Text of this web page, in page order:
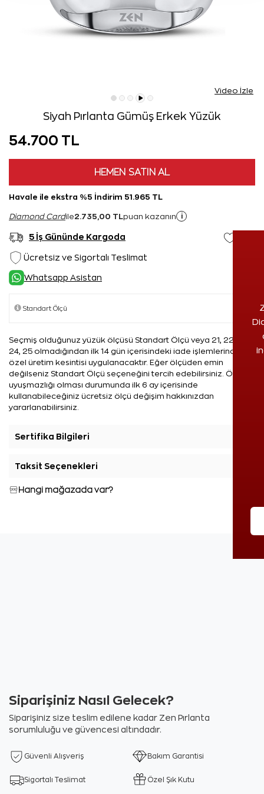
Video İzle
Siyah Pırlanta Gümüş Erkek Yüzük
54.700 TL
HEMEN SATIN AL
Havale ile ekstra %5 İndirim 51.965 TL
Diamond Cardile2.735,00 TL puan kazanın i
5 İş Gününde Kargoda
Ücretsiz ve Sigortalı Teslimat
Whatsapp Asistan
Seçmiş olduğunuz yüzük ölçüsü Standart Ölçü veya 21, 22, 23,
24, 25 olmadığından ilk 14 gün içerisindeki iade işlemlerinde %5
özel üretim kesintisi uygulanacaktır. Eğer ölçüden emin
değilseniz Standart Ölçü seçeneğini tercih edebilirsiniz. Ölçü
uyuşmazlığı olması durumunda ilk 6 ay içerisinde
kullanabileceğiniz ücretsiz ölçü değişim hakkınızdan
yararlanabilirsiniz.
Sertifika Bilgileri
Taksit Seçenekleri
Hangi mağazada var?
Siparişiniz Nasıl Gelecek?
Siparişiniz size teslim edilene kadar Zen Pırlanta
sorumluluğu ve güvencesi altındadır.
Güvenli Alışveriş Bakım Garantisi
Sigortalı Teslimat Özel Şık Kutu